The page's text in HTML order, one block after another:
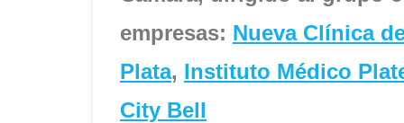
empresas: Nueva Clínica
Plata, Instituto Médico
City Bell